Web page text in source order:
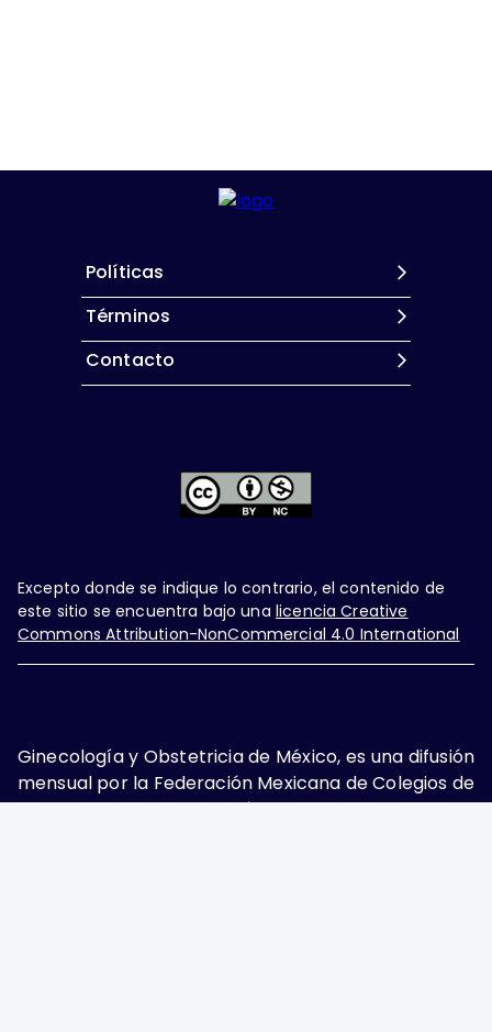
Políticas
Términos
Contacto
Excepto donde se indique lo contrario, el contenido de
este sitio se encuentra bajo una licencia Creative
Commons Attribution-NonCommercial 4.0 International
Ginecología y Obstetricia de México, es una difusión
mensual por la Federación Mexicana de Colegios de
Obstetricia y Ginecología A.C., fundada por la